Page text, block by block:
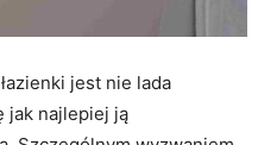
jest nie lada
jak najlepiej ją